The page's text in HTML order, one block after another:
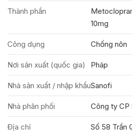
Thành phần
10mg
Công dụng Chống nôn
Nơi sản xuất (quốc gia) Pháp
Nhà sản xuất / nhập khẩuSanofi
Nhà phân phối Công ty CP
Địa chỉ
Số 58 Trần